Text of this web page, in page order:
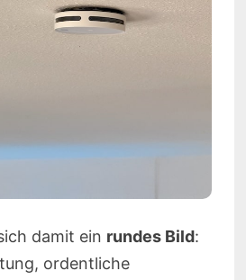
damit ein rundes Bild:
ordentliche